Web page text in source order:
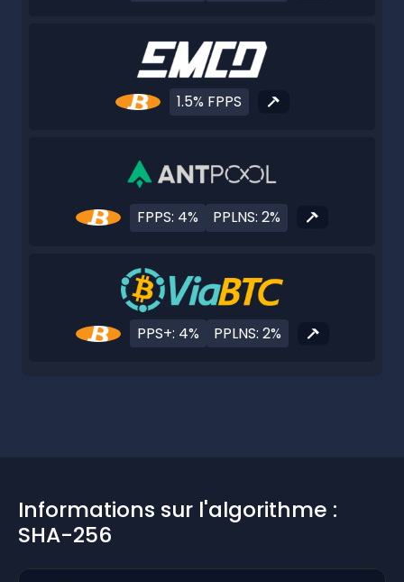
1.5% FPPS
FPPS: 4% PPLNS: 2%
PPS+: 4% PPLNS: 2%
Informations sur l'algorithme :
SHA-256